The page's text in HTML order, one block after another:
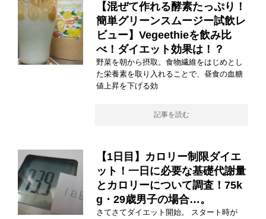
【混ぜて作れる酵素たっぷり！
簡単グリーンスムージー試飲レ
ビュー】Vegeethieを飲み比
べ！ダイエット効果は！？
野菜を朝から摂取。食物繊維をはじめとし
た栄養素を取り入れることで、昼食の血糖
値上昇を下げる効
記事を読む
【1日目】カロリー制限ダイエ
ット！一日に必要な基礎代謝量
とカロリーについて調査！75k
g・29歳男子の場合…。
さてさてダイエット開始。 スタート時が